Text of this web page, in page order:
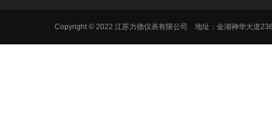
Copyright © 2022 江苏力德仪表有限公司 地址：金湖神华大道